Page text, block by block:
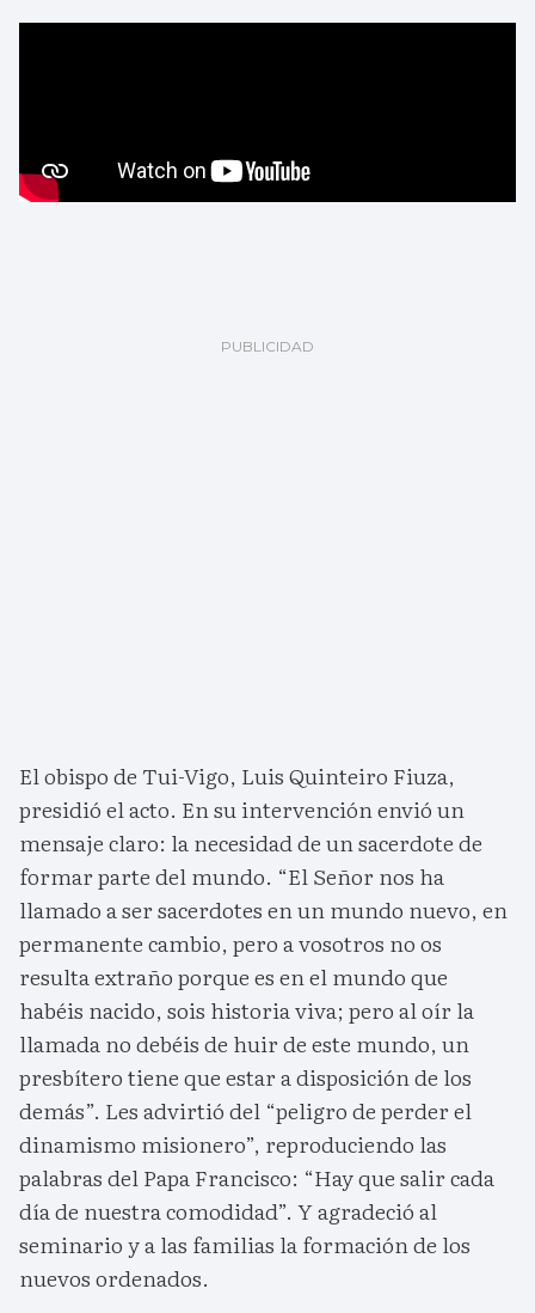
El obispo de Tui-Vigo, Luis Quinteiro Fiuza,
presidió el acto. En su intervención envió un
mensaje claro: la necesidad de un sacerdote de
formar parte del mundo. “El Señor nos ha
llamado a ser sacerdotes en un mundo nuevo, en
permanente cambio, pero a vosotros no os
resulta extraño porque es en el mundo que
habéis nacido, sois historia viva; pero al oír la
llamada no debéis de huir de este mundo, un
presbítero tiene que estar a disposición de los
demás”. Les advirtió del “peligro de perder el
dinamismo misionero”, reproduciendo las
palabras del Papa Francisco: “Hay que salir cada
día de nuestra comodidad”. Y agradeció al
seminario y a las familias la formación de los
nuevos ordenados.